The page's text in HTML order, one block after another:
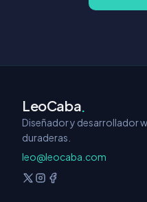
LeoCaba.
Diseñador y desarrollador
duraderas.
leo@leocaba.com